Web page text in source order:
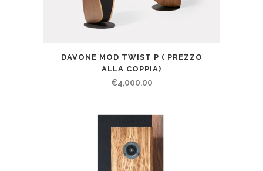
DAVONE MOD TWIST P ( PREZZO
ALLA COPPIA)
€4,000.00